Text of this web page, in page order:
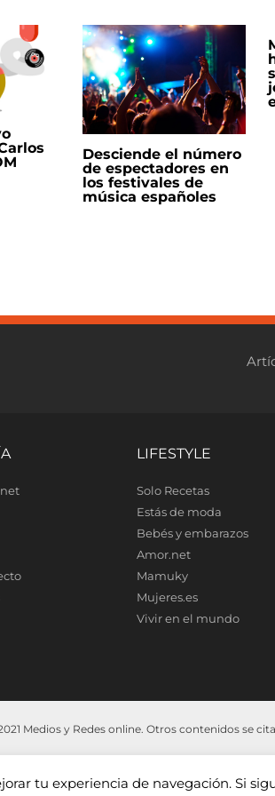
Desciende el número
de espectadores en
los festivales de
música españoles
LIFESTYLE
Solo Recetas
Estás de moda
Bebés y embarazos
Amor.net
Mamuky
Mujeres.es
Vivir en el mundo
Medios y Redes online. Otros contenidos se
tu experiencia de navegación. Si